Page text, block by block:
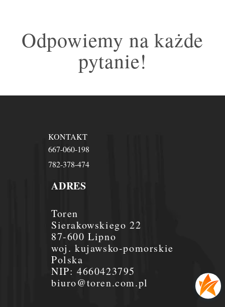
Odpowiemy na każde
pytanie!
ADRES
Toren
Sierakowskiego 22
87-600 Lipno
woj. kujawsko-pomorskie
Polska
NIP:4660423795
biuro@toren.com.pl
KONTAKT
667-060-198
782-378-474